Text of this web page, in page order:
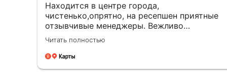
Находится в центре города,
чистенько,опрятно, на ресепшен приятные
отзывчивые менеджеры. Вежливо
разговаривают. Услугу оказали качественно
и вовремя. Однозначно придем еще.
Читать полностью